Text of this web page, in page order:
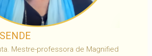
Mestre-professora de Magnified